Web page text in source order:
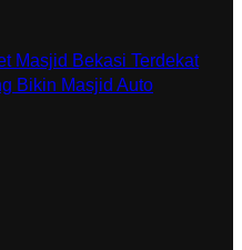
Masjid Bekasi Terdekat
Bikin Masjid Auto